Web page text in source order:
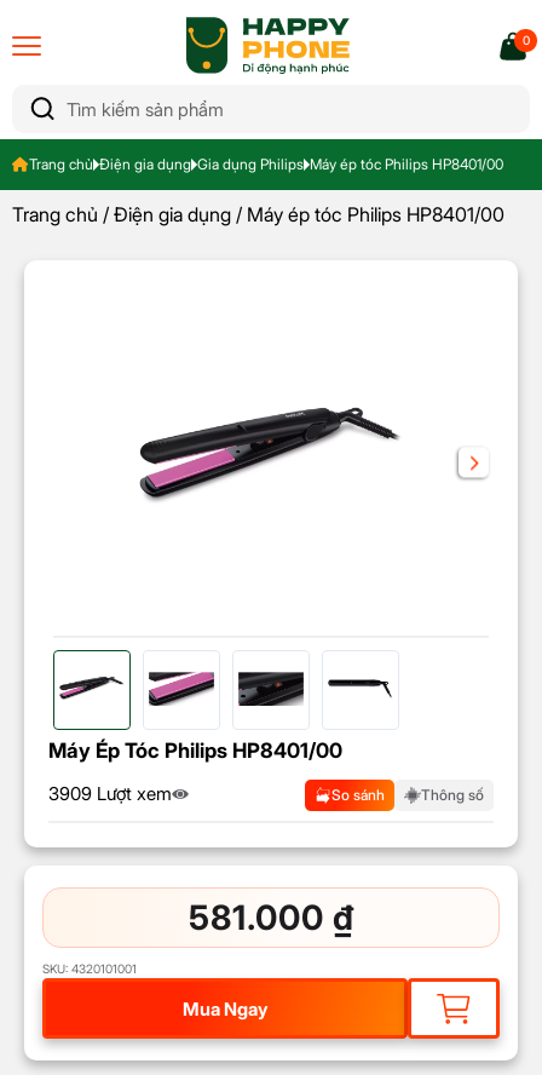
0
Trang chủ Điện gia dụng Gia dụng Philips Máy ép tóc Philips HP8401/00
Trang chủ / Điện gia dụng / Máy ép tóc Philips HP8401/00
581.000 ₫
SKU: 4320101001
Mua Ngay
Máy Ép Tóc Philips HP8401/00
3909 Lượt xem So sánh Thông số